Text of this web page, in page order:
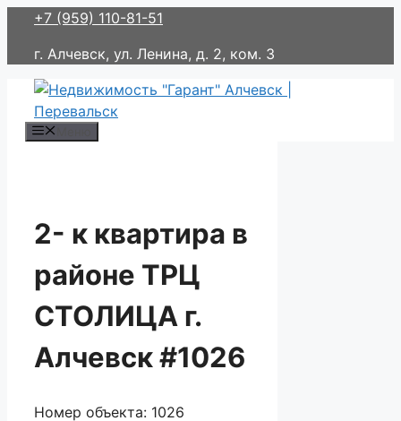
Перейти
содержимому
+7 (959) 110-81-51
г. Алчевск, ул. Ленина, д. 2, ком. 3
2- к квартира в
районе ТРЦ
СТОЛИЦА г.
Алчевск #1026
Номер объекта: 1026